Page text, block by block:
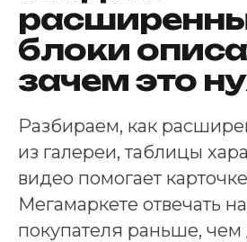
блоки
зачем это
Разбираем, как
из галереи, таблицы
видео помогает
Мегамаркете отвечать
покупателя раньше, чем